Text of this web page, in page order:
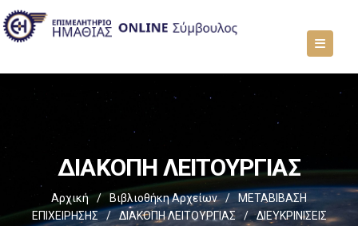
ΔΙΑΚΟΠΗ ΛΕΙΤΟΥΡΓΙΑΣ
Αρχική / Βιβλιοθήκη Αρχείων /
ΜΕΤΑΒΙΒΑΣΗ
ΕΠΙΧΕIΡΗΣΗΣ
/ ΔΙΑΚΟΠΗ ΛΕΙΤΟΥΡΓΙΑΣ /
ΔΙΕΥΚΡΙΝΙΣΕΙΣ